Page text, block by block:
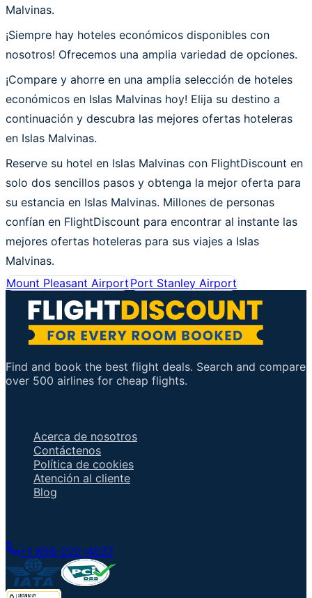
Malvinas.
¡Siempre hay hoteles económicos disponibles con
nosotros! Ofrecemos una amplia variedad de opciones.
¡Compare y ahorre en una amplia selección de hoteles
económicos en Islas Malvinas hoy! Elija su destino a
continuación y descubra las mejores ofertas hoteleras
en Islas Malvinas.
Reserve su hotel en Islas Malvinas con FlightDiscount en
solo dos sencillos pasos y obtenga la mejor oferta para
su estancia en Islas Malvinas. Millones de personas
confían en FlightDiscount para encontrar al instante las
mejores ofertas hoteleras para sus viajes a Islas
Malvinas.
Mount Pleasant AirportPort Stanley Airport
Find and book the best flight deals. Search and compare
over 500 airlines for cheap flights.
Acerca de nosotros
Contáctenos
Política de cookies
Atención al cliente
Blog
+1 858-222-4037